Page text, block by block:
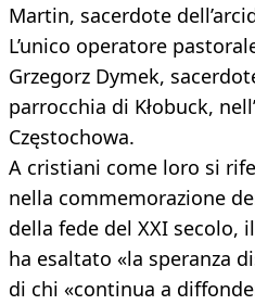
Martin, sacerdote
L’unico operatore
Grzegorz Dymek,
parrocchia di Kłobuck,
Częstochowa.
A cristiani come loro si
nella commemorazione
della fede del XXI secolo,
ha esaltato «la speranza
di chi «continua a